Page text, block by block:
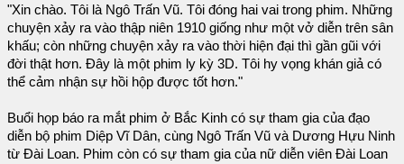
"Xin chào. Tôi là Ngô Trấn Vũ. Tôi đóng hai vai trong phim. Những
chuyện xảy ra vào thập niên 1910 giống như một vở diễn trên sân
khấu; còn những chuyện xảy ra vào thời hiện đại thì gần gũi với
đời thật hơn. Đây là một phim ly kỳ 3D. Tôi hy vọng khán giả có
thể cảm nhận sự hồi hộp được tốt hơn."
Buổi họp báo ra mắt phim ở Bắc Kinh có sự tham gia của đạo
diễn bộ phim Diệp Vĩ Dân, cùng Ngô Trấn Vũ và Dương Hựu Ninh
từ Đài Loan. Phim còn có sự tham gia của nữ diễn viên Đài Loan